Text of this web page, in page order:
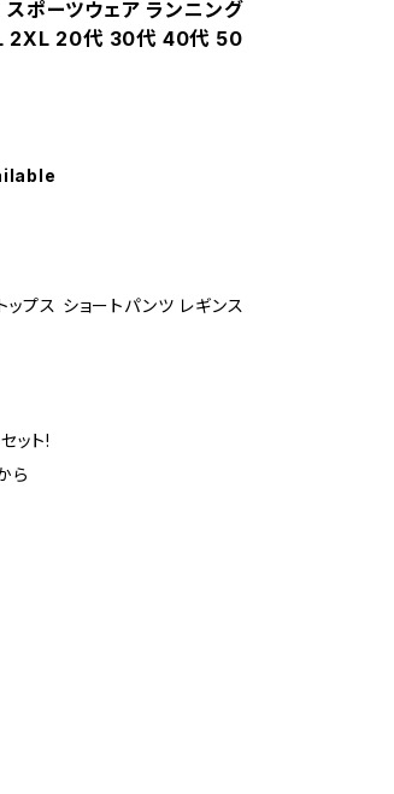
スポーツウェア ランニング
2XL 20代 30代 40代 50
ップス ショートパンツ レギンス
ット!
ら